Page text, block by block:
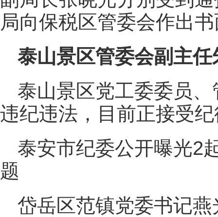
局向保税区管委会作出
泰山景区管委会副主
泰山景区党工委委员
违纪违法，目前正接受
泰安市纪委公开曝光2
题
岱岳区范镇党委书记